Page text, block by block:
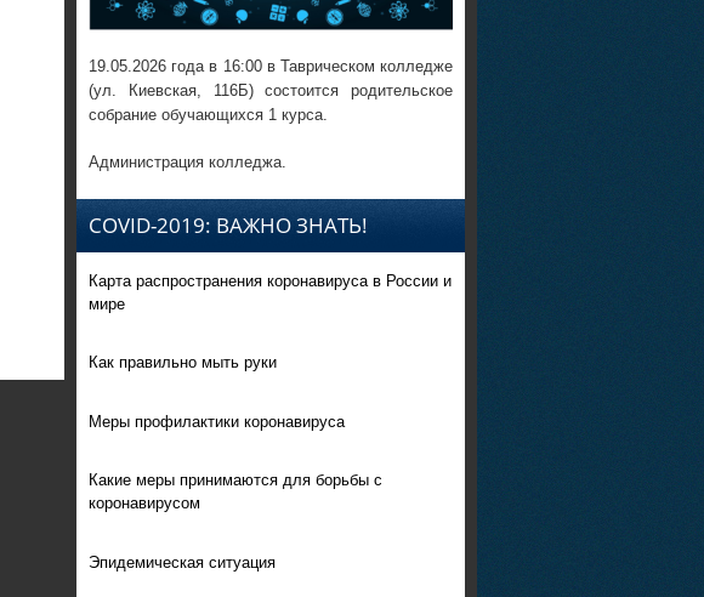
19.05.2026 года в 16:00 в Таврическом колледже
(ул. Киевская, 116Б) состоится родительское
собрание обучающихся 1 курса.
Администрация колледжа.
COVID-2019: ВАЖНО ЗНАТЬ!
Карта распространения коронавируса в России и
мире
Как правильно мыть руки
Меры профилактики коронавируса
Какие меры принимаются для борьбы с
коронавирусом
Эпидемическая ситуация